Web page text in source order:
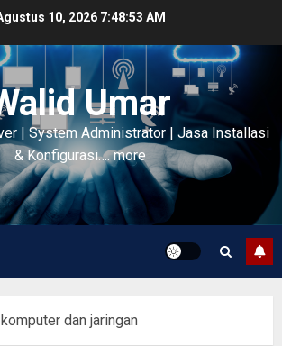
10, 2026 7:48:53 AM
Umar
| System Administrator | Jasa Installasi
& Konfigurasi…. more
dan jaringan